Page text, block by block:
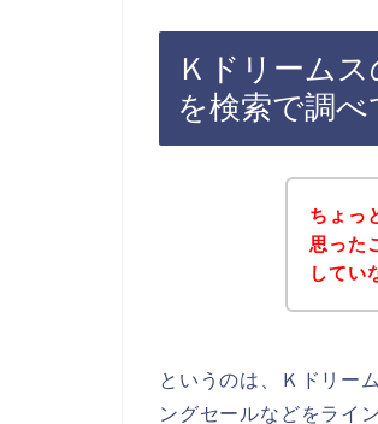
Ｋドリーム
を検索で調べ
ちょっ
思った
してい
というのは、Ｋドリー
ングセールなどをライ